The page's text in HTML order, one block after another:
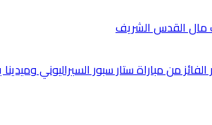
مال القدس الشريف
من مباراة ستار سبور السيراليوني وميدينا